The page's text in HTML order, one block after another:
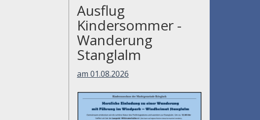
Ausflug
Kindersommer -
Wanderung
Stanglalm
am 01.08.2026